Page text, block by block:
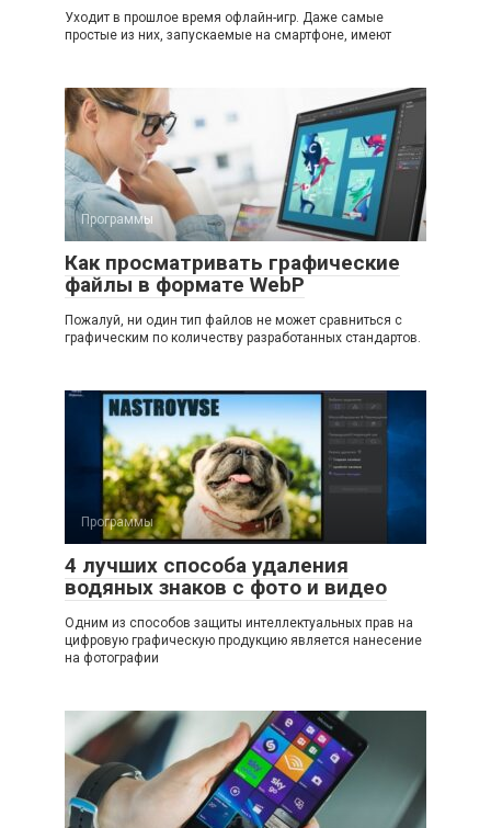
Уходит в прошлое время офлайн-игр. Даже самые
простые из них, запускаемые на смартфоне, имеют
Программы
Как просматривать графические
файлы в формате WebP
Пожалуй, ни один тип файлов не может сравниться с
графическим по количеству разработанных стандартов.
Программы
4 лучших способа удаления
водяных знаков с фото и видео
Одним из способов защиты интеллектуальных прав на
цифровую графическую продукцию является нанесение
на фотографии